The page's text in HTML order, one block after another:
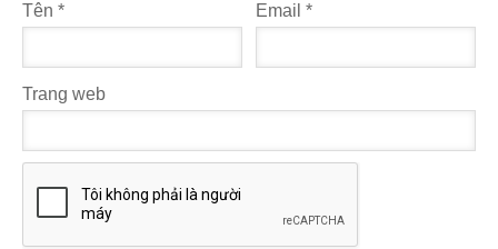
Tên * Email*
Trang web